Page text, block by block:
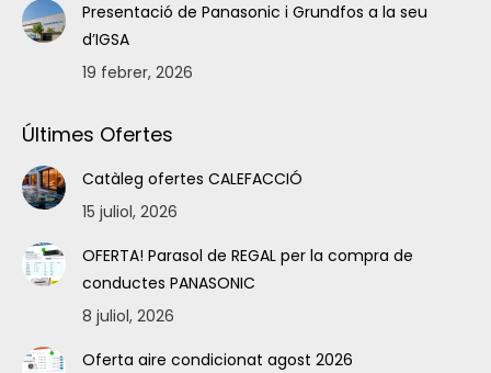
Presentació de Panasonic i Grundfos a la seu
d’IGSA
19 febrer, 2026
Últimes Ofertes
Catàleg ofertes CALEFACCIÓ
15 juliol, 2026
OFERTA! Parasol de REGAL per la compra de
conductes PANASONIC
8 juliol, 2026
Oferta aire condicionat agost 2026